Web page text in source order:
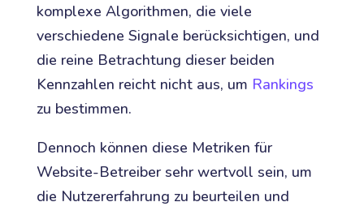
komplexe Algorithmen, die viele
verschiedene Signale berücksichtigen, und
die reine Betrachtung dieser beiden
Kennzahlen reicht nicht aus, um Rankings
zu bestimmen.
Dennoch können diese Metriken für
Website-Betreiber sehr wertvoll sein, um
die Nutzererfahrung zu beurteilen und